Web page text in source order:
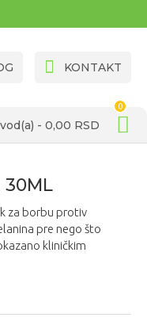
KONTAKT
- 0,00 RSD
0
30ML
za borbu protiv
pre nego što
kliničkim